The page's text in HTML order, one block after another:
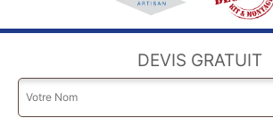
DEVIS GRATUIT